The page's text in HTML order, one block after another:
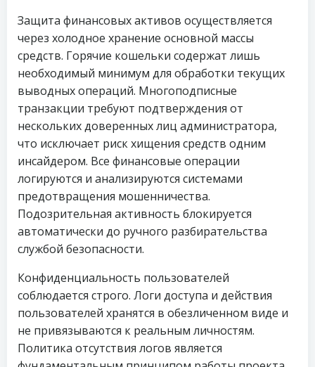
Защита финансовых активов осуществляется
через холодное хранение основной массы
средств. Горячие кошельки содержат лишь
необходимый минимум для обработки текущих
выводных операций. Многоподписные
транзакции требуют подтверждения от
нескольких доверенных лиц администратора,
что исключает риск хищения средств одним
инсайдером. Все финансовые операции
логируются и анализируются системами
предотвращения мошенничества.
Подозрительная активность блокируется
автоматически до ручного разбирательства
службой безопасности.
Конфиденциальность пользователей
соблюдается строго. Логи доступа и действия
пользователей хранятся в обезличенном виде и
не привязываются к реальным личностям.
Политика отсутствия логов является